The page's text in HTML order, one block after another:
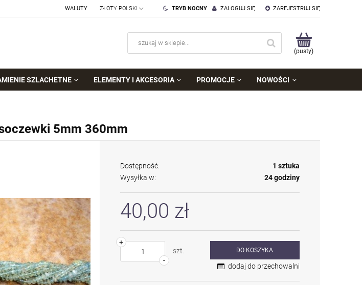
ZAREJESTRUJ SIĘ
ZALOGUJ SIĘ
TRYB NOCNY
WALUTY
(pusty)
SZLACHETNE ELEMENTY I AKCESORIA PROMOCJE NOWOŚCI
5mm 360mm
Dostępność:
1 sztuka
Wysyłka w:
24 godziny
40,00 zł
-
+
szt.
DO KOSZYKA
dodaj do przechowalni